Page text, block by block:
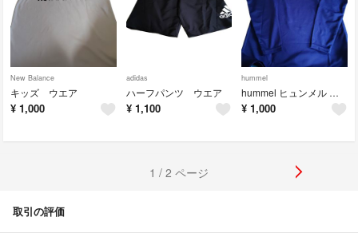
New Balance
キッズ ウエア
¥ 1,000
adidas
ハーフパンツ ウエア
¥ 1,100
hummel
hummel ヒュンメル ジュニアL/Sインナーシャツ 140 70 ネイビー HJP5140
¥ 1,000
1 / 2 ページ
取引の評価